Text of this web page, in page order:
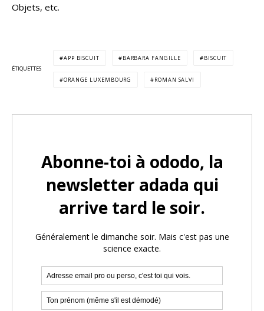
Objets, etc.
ÉTIQUETTES
APP BISCUIT BARBARA FANGILLE BISCUIT
ORANGE LUXEMBOURG ROMAN SALVI